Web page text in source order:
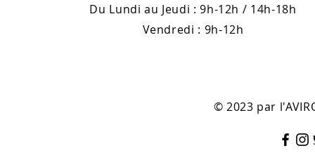
Du Lundi au Jeudi : 9h-12h / 14h-18h
Vendredi : 9h-12h
© 2023 par